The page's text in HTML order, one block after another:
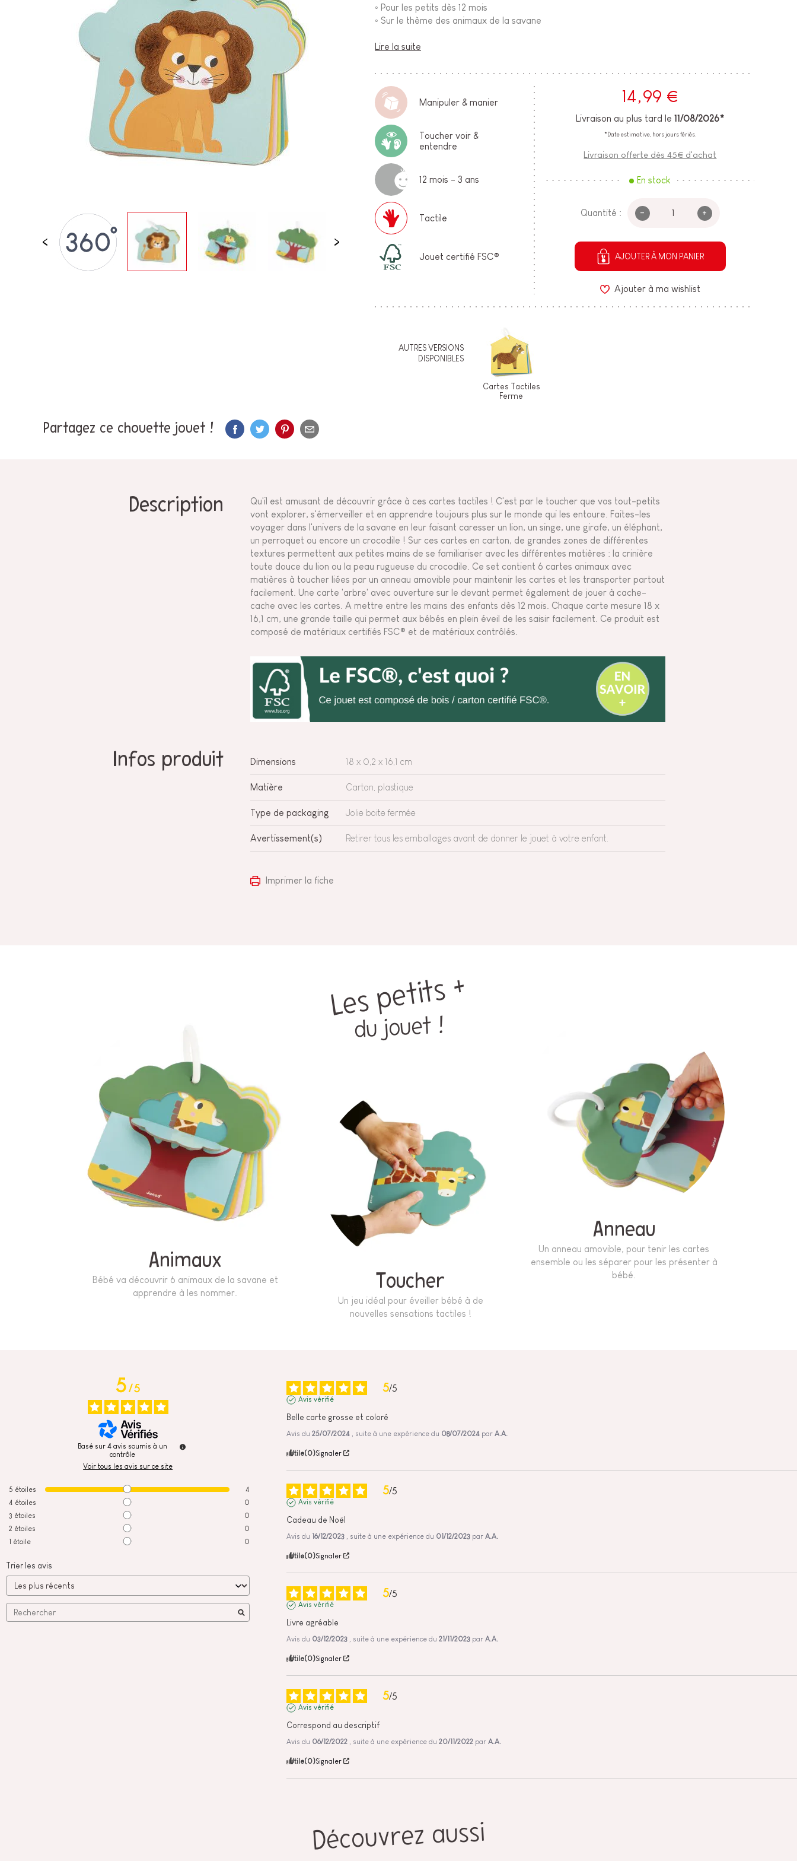
JOUETS D'ÉVEIL
JOUETS D'IMITATION
IMAGINATION
TABLEAUX, MOBILIER &
DECO
◦ Pour les petits dès 12 mois
◦ Sur le thème des animaux de la savane
Lire la suite
Manipuler & manier
Toucher voir &
entendre
12 mois - 3 ans
Tactile
Jouet certifié FSC®
14,99 €
Livraison au plus tard le11/08/2026*
*Date estimative, hors jours fériés.
Livraison offerte dès 45€ d'achat
En stock
Quantité : - +
AJOUTER À MON PANIER
Ajouter à ma wishlist
AUTRES VERSIONS
DISPONIBLES
Cartes Tactiles
Ferme
Partagez ce chouette jouet !
Description
Qu'il est amusant de découvrir grâce à ces cartes tactiles ! C'est par le toucher que vos tout-petits
vont explorer, s'émerveiller et en apprendre toujours plus sur le monde qui les entoure. Faites-les
voyager dans l'univers de la savane en leur faisant caresser un lion, un singe, une girafe, un éléphant,
un perroquet ou encore un crocodile ! Sur ces cartes en carton, de grandes zones de différentes
textures permettent aux petites mains de se familiariser avec les différentes matières : la crinière
toute douce du lion ou la peau rugueuse du crocodile. Ce set contient 6 cartes animaux avec
matières à toucher liées par un anneau amovible pour maintenir les cartes et les transporter partout
facilement. Une carte 'arbre' avec ouverture sur le devant permet également de jouer à cache-
cache avec les cartes. A mettre entre les mains des enfants dès 12 mois. Chaque carte mesure 18 x
16,1 cm, une grande taille qui permet aux bébés en plein éveil de les saisir facilement. Ce produit est
composé de matériaux certifiés FSC® et de matériaux contrôlés.
Infos produit Dimensions 18 x 0,2 x 16,1 cm
Matière Carton, plastique
Type de packaging Jolie boite fermée
Avertissement(s) Retirer tous les emballages avant de donner le jouet à votre enfant.
Imprimer la fiche
Les petits +
du jouet !
Animaux
Bébé va découvrir 6 animaux de la savane et
apprendre à les nommer.
Toucher
Un jeu idéal pour éveiller bébé à de
nouvelles sensations tactiles !
Anneau
Un anneau amovible, pour tenir les cartes
ensemble ou les séparer pour les présenter à
bébé.
5/5
Basé sur4 avis soumis à un
contrôle
Voir tous les avis sur ce site
5 étoiles
4
4 étoiles
0
3 étoiles
0
2 étoiles
0
1 étoile 0
Trier les avis
5/5
Avis vérifié
Belle carte grosse et coloré
Avis du25/07/2024 , suite à une expérience du 08/07/2024 parA.A.
Utile(0)Signaler
5/5
Avis vérifié
Cadeau de Noël
Avis du 16/12/2023 , suite à une expérience du 01/12/2023 parA.A.
Utile(0)Signaler
5/5
Avis vérifié
Livre agréable
Avis du 03/12/2023 , suite à une expérience du21/11/2023 parA.A.
Utile(0)Signaler
5/5
Avis vérifié
Correspond au descriptif
Avis du 06/12/2022 , suite à une expérience du20/11/2022 parA.A.
Utile(0)Signaler
Découvrez aussi